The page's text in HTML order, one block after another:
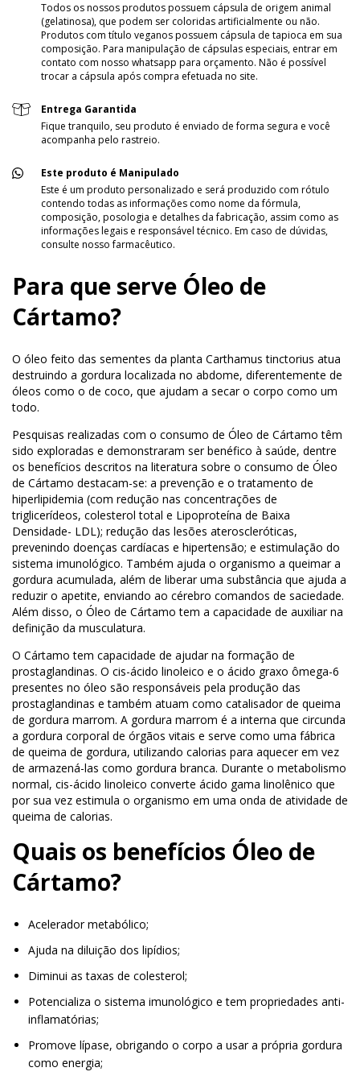
Todos os nossos produtos possuem cápsula de origem animal
(gelatinosa), que podem ser coloridas artificialmente ou não.
Produtos com título veganos possuem cápsula de tapioca em sua
composição. Para manipulação de cápsulas especiais, entrar em
contato com nosso whatsapp para orçamento. Não é possível
trocar a cápsula após compra efetuada no site.
Entrega Garantida
Fique tranquilo, seu produto é enviado de forma segura e você
acompanha pelo rastreio.
Este produto é Manipulado
Este é um produto personalizado e será produzido com rótulo
contendo todas as informações como nome da fórmula,
composição, posologia e detalhes da fabricação, assim como as
informações legais e responsável técnico. Em caso de dúvidas,
consulte nosso farmacêutico.
Para que serve Óleo de
Cártamo?
O óleo feito das sementes da planta Carthamus tinctorius atua
destruindo a gordura localizada no abdome, diferentemente de
óleos como o de coco, que ajudam a secar o corpo como um
todo.
Pesquisas realizadas com o consumo de Óleo de Cártamo têm
sido exploradas e demonstraram ser benéfico à saúde, dentre
os benefícios descritos na literatura sobre o consumo de Óleo
de Cártamo destacam-se: a prevenção e o tratamento de
hiperlipidemia (com redução nas concentrações de
triglicerídeos, colesterol total e Lipoproteína de Baixa
Densidade- LDL); redução das lesões ateroscleróticas,
prevenindo doenças cardíacas e hipertensão; e estimulação do
sistema imunológico. Também ajuda o organismo a queimar a
gordura acumulada, além de liberar uma substância que ajuda a
reduzir o apetite, enviando ao cérebro comandos de saciedade.
Além disso, o Óleo de Cártamo tem a capacidade de auxiliar na
definição da musculatura.
O Cártamo tem capacidade de ajudar na formação de
prostaglandinas. O cis-ácido linoleico e o ácido graxo ômega-6
presentes no óleo são responsáveis pela produção das
prostaglandinas e também atuam como catalisador de queima
de gordura marrom. A gordura marrom é a interna que circunda
a gordura corporal de órgãos vitais e serve como uma fábrica
de queima de gordura, utilizando calorias para aquecer em vez
de armazená-las como gordura branca. Durante o metabolismo
normal, cis-ácido linoleico converte ácido gama linolênico que
por sua vez estimula o organismo em uma onda de atividade de
queima de calorias.
Quais os benefícios Óleo de
Cártamo?
Acelerador metabólico;
Ajuda na diluição dos lipídios;
Diminui as taxas de colesterol;
Potencializa o sistema imunológico e tem propriedades anti-
inflamatórias;
Promove lípase, obrigando o corpo a usar a própria gordura
como energia;